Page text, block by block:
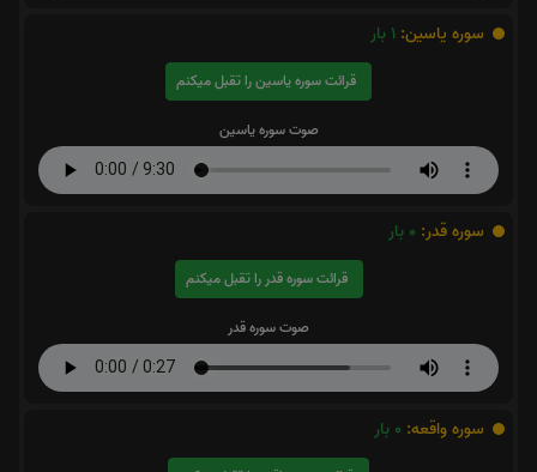
سوره یاسین: 1 بار
قرائت سوره یاسین را تقبل میکنم
صوت سوره یاسین
سوره قدر: 0 بار
قرائت سوره قدر را تقبل میکنم
صوت سوره قدر
سوره واقعه: 0 بار